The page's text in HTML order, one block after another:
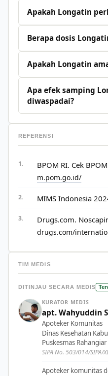
Apakah Longatin
Berapa dosis
Apakah Longatin
Apa efek samping
diwaspadai?
REFERENSI
BPOM RI. Cek
m.pom.go.id/
MIMS Indonesia
Drugs.com.
drugs.com/
TIM MEDIS
DITINJAU SECARA MEDIS
KURATOR MEDIS
apt. Wahyuddin
Apoteker Komunitas
Dinas Kesehatan
Puskesmas Rahangiar
SIPA No. 503/014/SIPA/
Apoteker komunitas